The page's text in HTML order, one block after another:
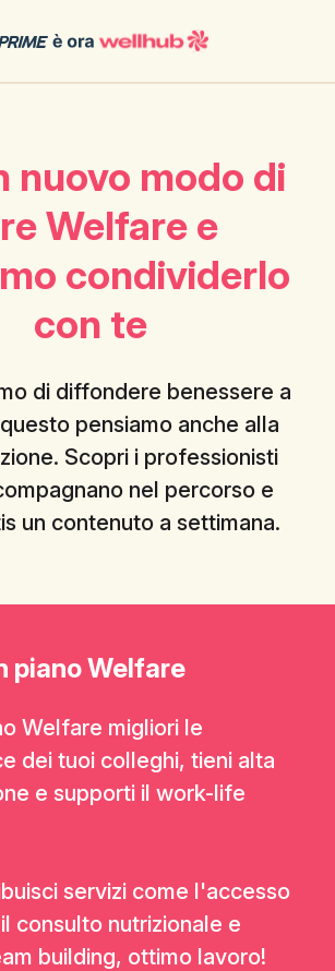
nuovo modo di
Welfare e
condividerlo
con te
di diffondere benessere a
pensiamo anche alla
Scopri i professionisti
nel percorso e
un contenuto a settimana.
piano Welfare
Welfare migliori le
dei tuoi colleghi, tieni alta
e supporti il work-life
servizi come l'accesso
consulto nutrizionale e
building, ottimo lavoro!